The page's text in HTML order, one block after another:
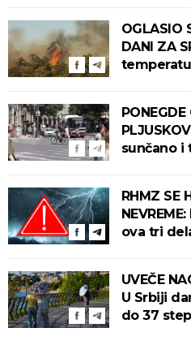
OGLASIO
DANI ZA
sunčano i
RHMZ SE
ova tri
UVEČE
U Srbiji
do 37